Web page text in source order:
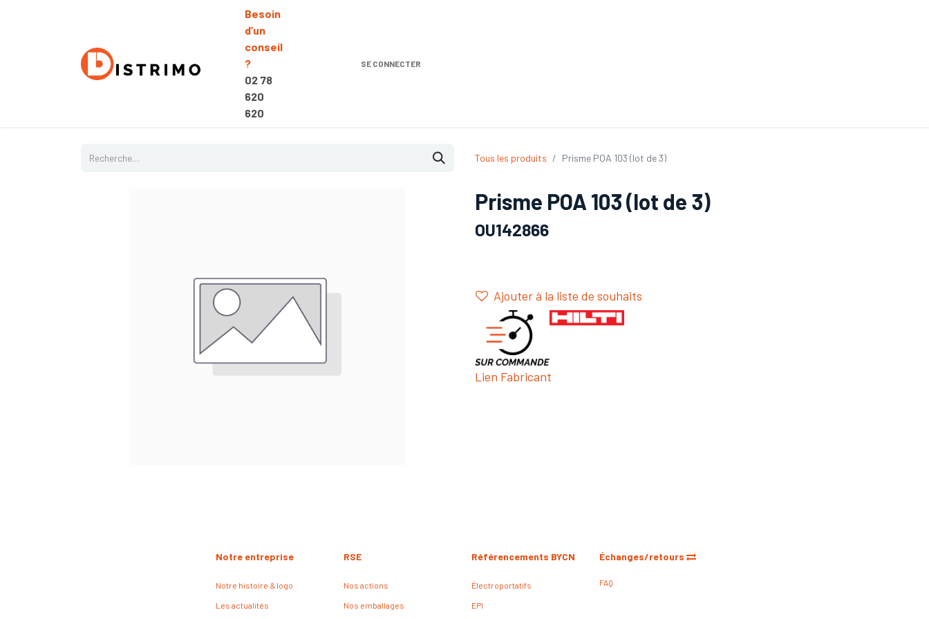
Besoin
d’un
conseil
?
02 78
620
620
SE CONNECTER
Tous les produits Prisme POA 103 (lot de 3)
Prisme POA 103 (lot de 3)
OU142866
Ajouter à la liste de souhaits
Lien Fabricant
Échanges/retours
FAQ
Référencements BYCN
Électroportatifs
EPI
RSE
Nos actions
Nos emballages
Notre entreprise
Notre histoire & logo
Les actualités